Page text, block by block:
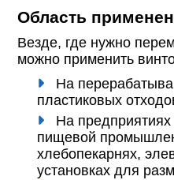
Область
Везде, где нужно
можно применить
На
пластиковых
На предприятиях
пищевой
хлебопекарнях,
установках для